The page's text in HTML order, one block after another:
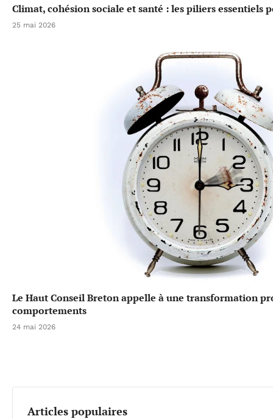
Climat, cohésion sociale et santé : les piliers essentiels
25 mai 2026
Le Haut Conseil Breton appelle à une transformation
comportements
24 mai 2026
Articles populaires